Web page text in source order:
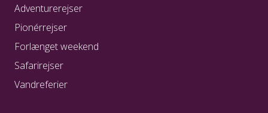
Adventurerejser
Pionérrejser
Forlænget weekend
Safarirejser
Vandreferier